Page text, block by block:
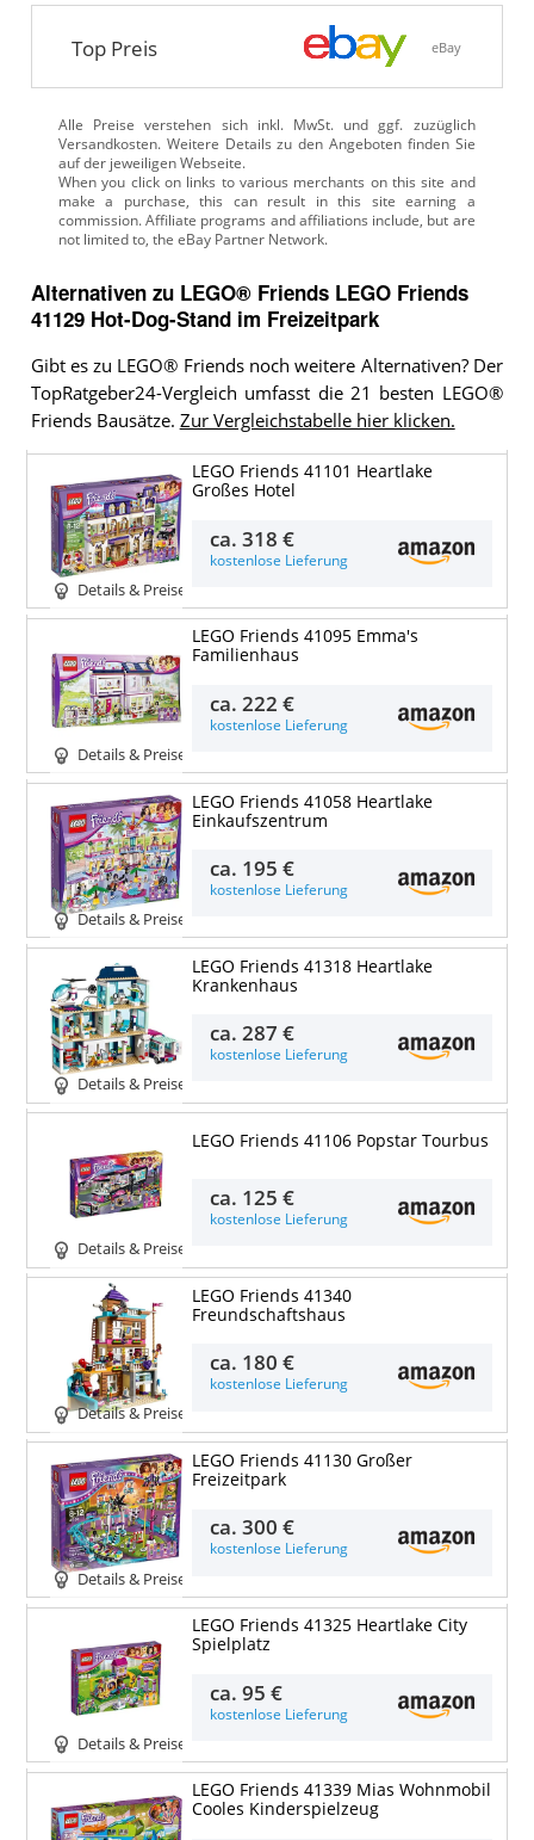
Top Preis eBay
Alle Preise verstehen sich inkl. MwSt. und ggf. zuzüglich
Versandkosten. Weitere Details zu den Angeboten finden Sie
auf der jeweiligen Webseite.
Alternativen zu LEGO® Friends LEGO Friends
41129 Hot-Dog-Stand im Freizeitpark
Gibt es zu LEGO® Friends noch weitere Alternativen? Der
TopRatgeber24-Vergleich umfasst die 21 besten LEGO®
Friends Bausätze. Zur Vergleichstabelle hier klicken.
Details & Preise
LEGO Friends 41101 Heartlake
Großes Hotel
ca.318 €
kostenlose Lieferung
Details & Preise
LEGO Friends 41095 Emma's
Familienhaus
ca.222 €
kostenlose Lieferung
Details & Preise
LEGO Friends 41058 Heartlake
Einkaufszentrum
ca. 195 €
kostenlose Lieferung
Details & Preise
LEGO Friends 41318 Heartlake
Krankenhaus
ca.287 €
kostenlose Lieferung
Details & Preise
LEGO Friends 41106 Popstar Tourbus
ca. 125 €
kostenlose Lieferung
Details & Preise
LEGO Friends 41340
Freundschaftshaus
ca. 180 €
kostenlose Lieferung
Details & Preise
LEGO Friends 41130 Großer
Freizeitpark
ca.300 €
kostenlose Lieferung
Details & Preise
LEGO Friends 41325 Heartlake City
Spielplatz
ca.95 €
kostenlose Lieferung
LEGO Friends 41339 Mias Wohnmobil
Cooles Kinderspielzeug